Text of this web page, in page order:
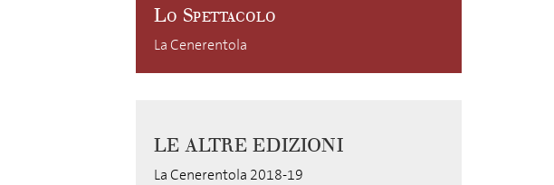
Lo Spettacolo
La Cenerentola
LE ALTRE EDIZIONI
La Cenerentola 2018-19